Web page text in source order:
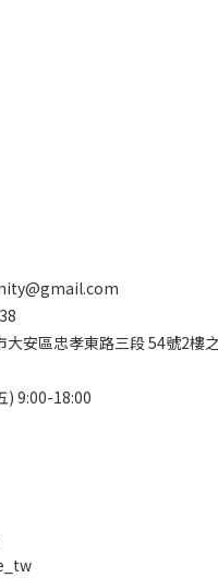
大安區忠孝東路三段 54號2樓
) 9:00-18:00